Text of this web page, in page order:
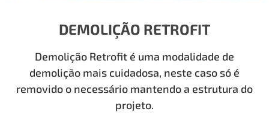
DEMOLIÇÃO RETROFIT
Demolição Retrofit é uma modalidade de
demolição mais cuidadosa, neste caso só é
removido o necessário mantendo a estrutura do
projeto.